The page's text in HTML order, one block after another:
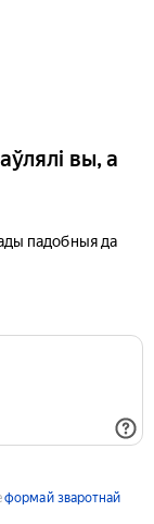
вы, а
падобныя да
формай зваротнай